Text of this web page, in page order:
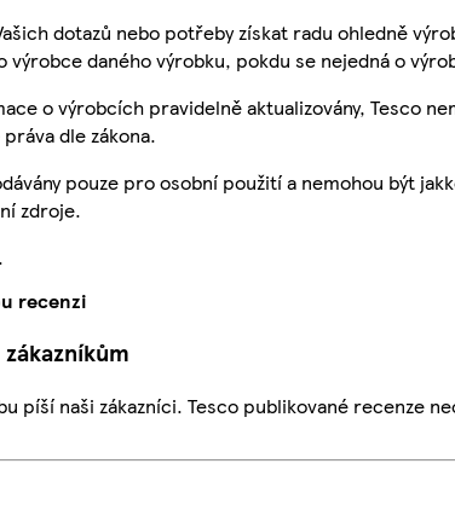
dotazů nebo potřeby získat radu ohledně
výrobce daného výrobku, pokdu se nejedná o
o výrobcích pravidelně aktualizovány, Tesco
dle zákona.
pouze pro osobní použití a nemohou být
zdroje.
recenzi
píší naši zákazníci. Tesco publikované recenze